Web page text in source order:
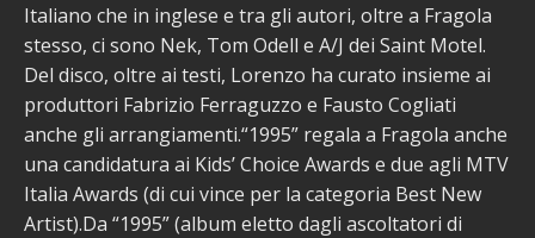
Italiano che in inglese e tra gli autori, oltre a Fragola
stesso, ci sono Nek, Tom Odell e A/J dei Saint Motel.
Del disco, oltre ai testi, Lorenzo ha curato insieme ai
produttori Fabrizio Ferraguzzo e Fausto Cogliati
anche gli arrangiamenti.“1995” regala a Fragola anche
una candidatura ai Kids’ Choice Awards e due agli MTV
Italia Awards (di cui vince per la categoria Best New
Artist).Da “1995” (album eletto dagli ascoltatori di